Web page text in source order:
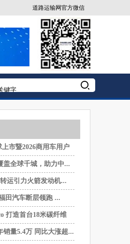
道路运输网官方微信
市暨2026商用车用户
盖全球千城，助力中...
运引力火箭发动机...
田汽车断层领跑 ...
打造首台18米碳纤维
销量5.4万 同比大涨超...